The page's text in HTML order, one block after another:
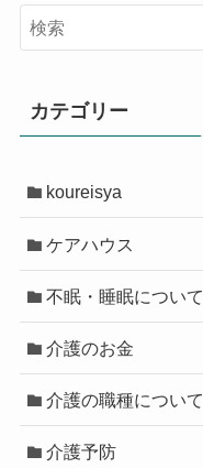
カテゴリー
koureisya
ケアハウス
不眠・睡眠について
介護のお金
介護の職種について
介護予防